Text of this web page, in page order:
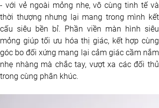
- với vẻ ngoài mỏng nhẹ, vô cùng tinh tế và
thời thượng nhưng lại mang trong mình kết
cấu siêu bền bỉ. Phần viền màn hình siêu
mỏng giúp tối ưu hóa thị giác, kết hợp cùng
góc bo đối xứng mang lại cảm giác cầm nắm
nhẹ nhàng mà chắc tay, vượt xa các đối thủ
trong cùng phân khúc.